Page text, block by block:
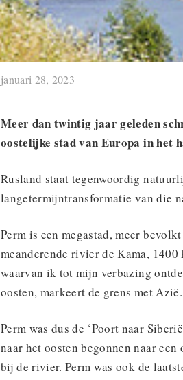
januari 28, 2023
Meer dan twintig jaar geleden
oostelijke stad van Europa in het
Rusland staat tegenwoordig
langetermijntransformatie van die
Perm is een megastad, meer
meanderende rivier de Kama,
waarvan ik tot mijn verbazing
oosten, markeert de grens met Azië.
Perm was dus de ‘Poort naar
naar het oosten begonnen naar
bij de rivier. Perm was ook de